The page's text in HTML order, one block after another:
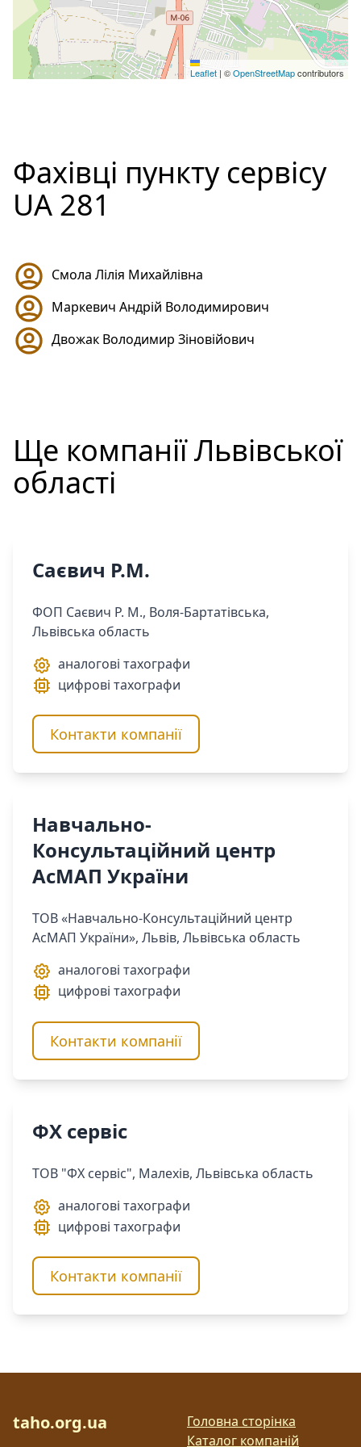
Leaflet | ©OpenStreetMapcontributors
Фахівці пункту сервісу
UA 281
Смола Лілія Михайлівна
Маркевич Андрій Володимирович
Двожак Володимир Зіновійович
Ще компаніїЛьвівської
області
Саєвич Р.М.
ФОП Саєвич Р. М., Воля-Бартатівська,
Львівська область
аналогові тахографи
цифрові тахографи
Контакти компанії
Навчально-
Консультаційний центр
АсМАП України
ТОВ «Навчально-Консультаційний центр
АсМАП України», Львів, Львівська область
аналогові тахографи
цифрові тахографи
Контакти компанії
ФХ сервіс
ТОВ "ФХ сервіс", Малехів, Львівська область
аналогові тахографи
цифрові тахографи
Контакти компанії
taho.org.ua
Головна сторінка
Каталог компаній